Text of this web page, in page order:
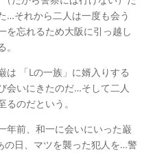
…それから二人は一度も会う
を忘れるため大阪に引っ越し
は 「Lの一族」に婿入りする
会いにきたのだ…そして二人
のだという。
年前、和一に会いにいった巌
の日、マツを襲った犯人を…警